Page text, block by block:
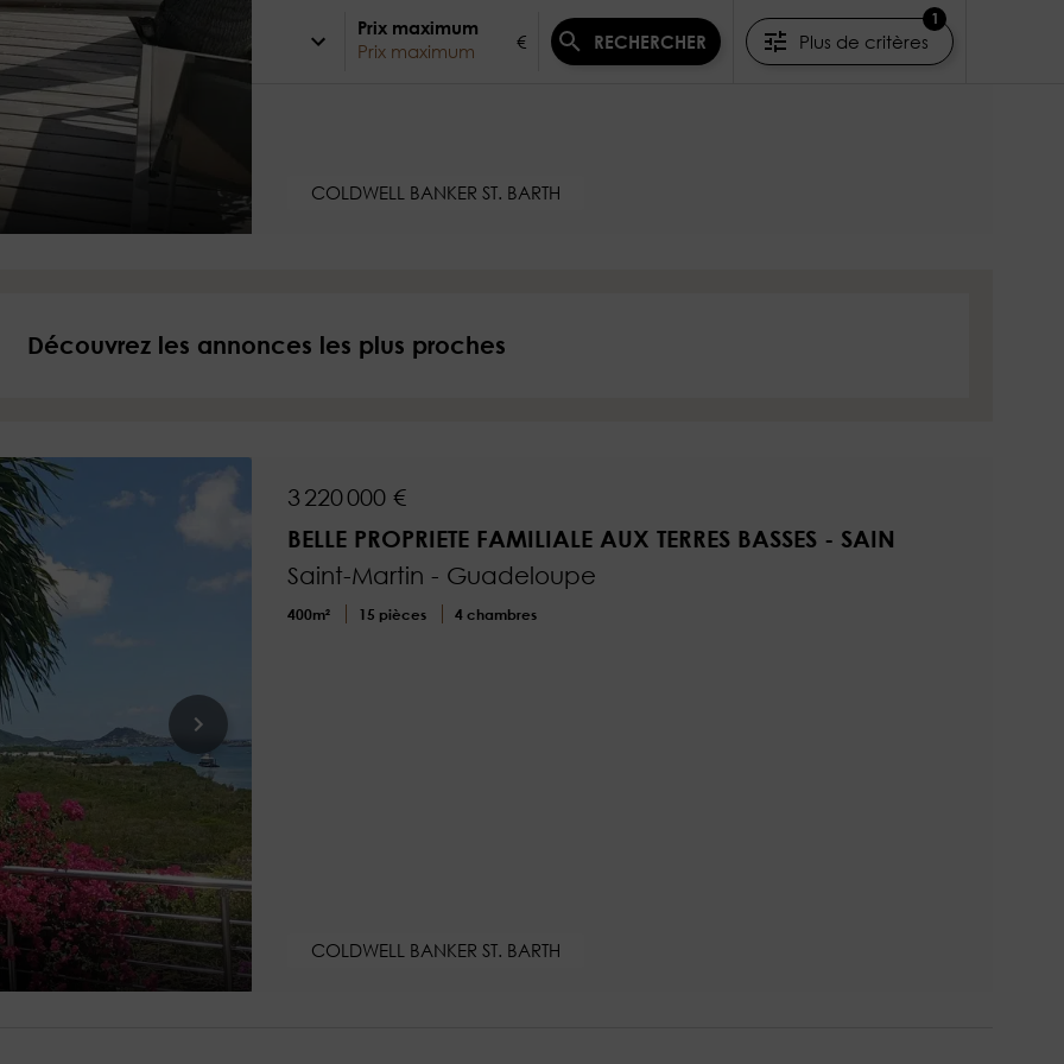
Maurice
Etats-unis
Quoi ? Prix maximum
€ RECHERCHER Plus de critères
1
COLDWELL BANKER ST. BARTH
Découvrez les annonces les plus proches
3 220 000 €
BELLE PROPRIETE FAMILIALE AUX TERRES BASSES - SAIN
Saint-Martin - Guadeloupe
400m² 15 pièces 4 chambres
COLDWELL BANKER ST. BARTH